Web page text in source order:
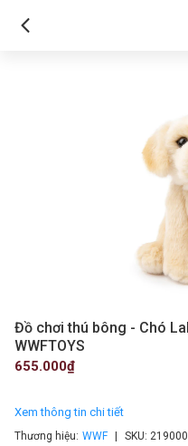
Đồ chơi thú bông - Chó
WWFTOYS
655.000₫
Xem thông tin chi tiết
Thương hiệu: WWF SKU: